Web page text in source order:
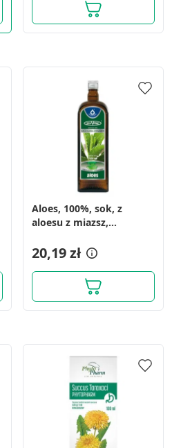
Aloes, 100%, sok, z
aloesu z miazsz,
20,19 zł